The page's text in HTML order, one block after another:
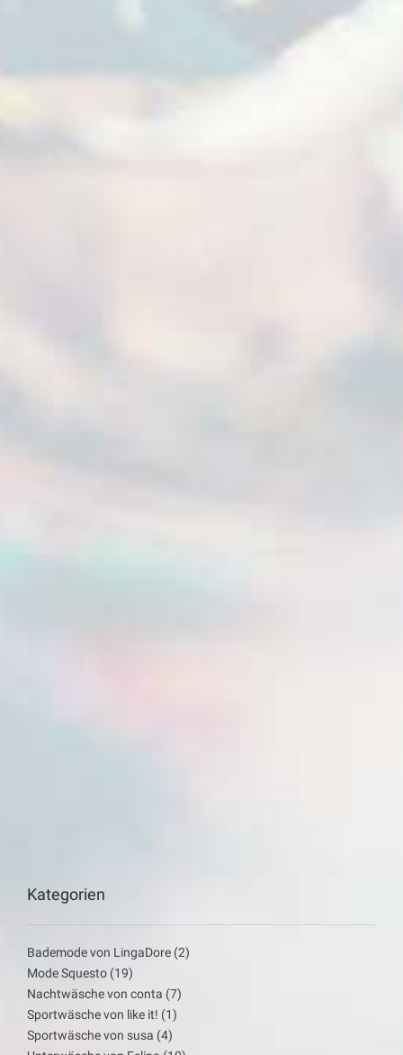
Kategorien
Bademode von LingaDore (2)
Mode Squesto (19)
Nachtwäsche von conta (7)
Sportwäsche von like it! (1)
Sportwäsche von susa (4)